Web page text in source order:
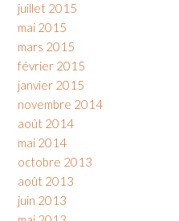
juillet 2015
mai 2015
mars 2015
février 2015
janvier 2015
novembre 2014
août 2014
mai 2014
octobre 2013
août 2013
juin 2013